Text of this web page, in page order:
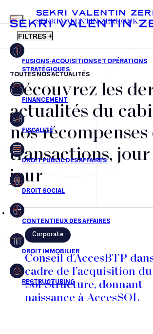
FR EN
MENU
SEKRI VALENTIN ZERROUK
FILTRES +
Fusions-acquisitions et opérations
Financement
Fiscalité
Droit public des affaires
Droit social
Droit immobilier
Restructuring
Article
TOUTES NOS ACTUALITÉS
Découvrez les
actualités du
nos récompenses
transactions, jour
jour
Corporate
Conseil d'AccesBTP
cadre de l’acquisition
Sol Structure, donnant
naissance à AccesSOL